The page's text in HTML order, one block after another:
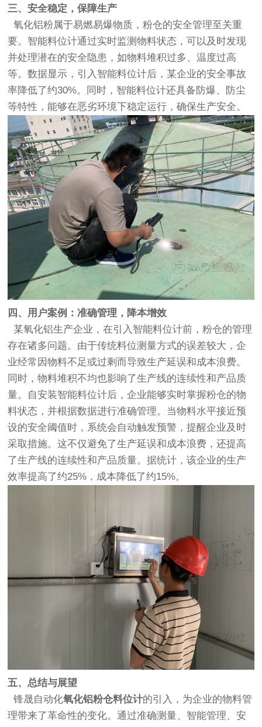
三、安全稳定，保障生产
氧化铝粉属于易燃易爆物质，粉仓的安全管理至关重
要。智能料位计通过实时监测物料状态，可以及时发现
并处理潜在的安全隐患，如物料堆积过多、温度过高
等。数据显示，引入智能料位计后，某企业的安全事故
率降低了约30%。同时，智能料位计还具备防爆、防尘
等特性，能够在恶劣环境下稳定运行，确保生产安全。
四、用户案例：准确管理，降本增效
某氧化铝生产企业，在引入智能料位计前，粉仓的管理
存在诸多问题。由于传统料位测量方式的误差较大，企
业经常因物料不足或过剩而导致生产延误和成本浪费。
同时，物料堆积不均也影响了生产线的连续性和产品质
量。自安装智能料位计后，企业能够实时掌握粉仓的物
料状态，并根据数据进行准确管理。当物料水平接近预
设的安全阈值时，系统会自动触发预警，提醒企业及时
采取措施。这不仅避免了生产延误和成本浪费，还提高
了生产线的连续性和产品质量。据统计，该企业的生产
效率提高了约25%，成本降低了约15%。
五、总结与展望
锋晟自动化氧化铝粉仓料位计的引入，为企业的物料管
理带来了革命性的变化。通过准确测量、智能管理、安